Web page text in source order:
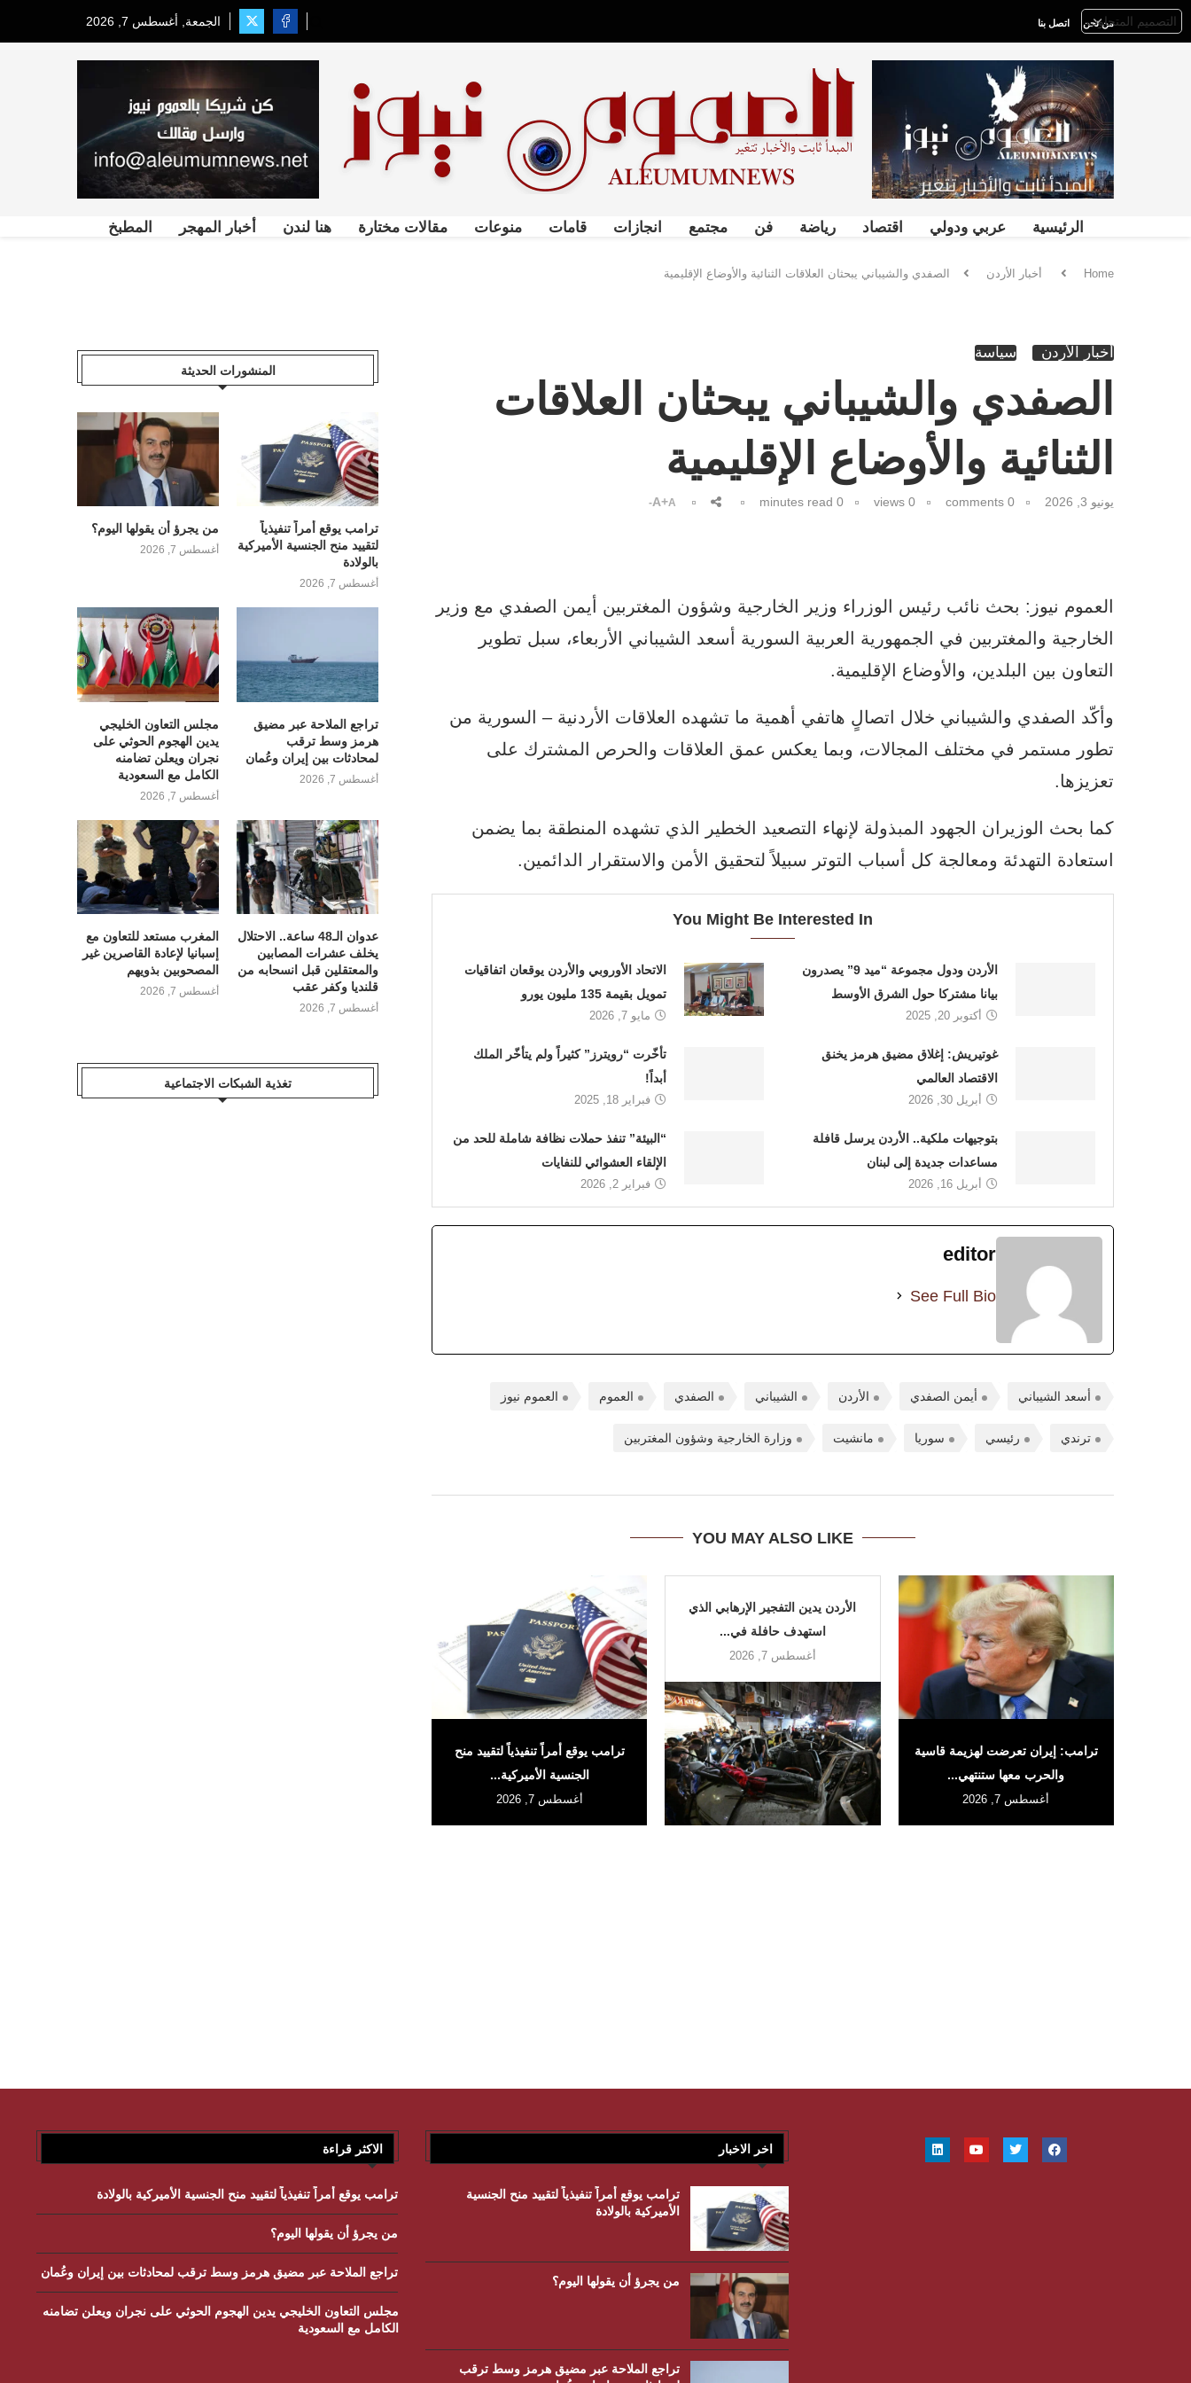
من نحن اتصل بنا الجمعة, أغسطس 7, 2026
الرئيسية عربي ودولي اقتصاد رياضة فن مجتمع انجازات قامات منوعات مقالات مختارة هنا لندن أخبار المهجر المطبخ
Home أخبار الأردن الصفدي والشيباني يبحثان العلاقات الثنائية والأوضاع الإقليمية
أخبار الأردن سياسة
الصفدي والشيباني يبحثان العلاقات
الثنائية والأوضاع الإقليمية
يونيو 3, 2026 0 comments
0
0 minutes read
A+A-
العموم نيوز: بحث نائب رئيس الوزراء وزير الخارجية وشؤون المغتربين أيمن الصفدي مع وزير
الخارجية والمغتربين في الجمهورية العربية السورية أسعد الشيباني الأربعاء، سبل تطوير
التعاون بين البلدين، والأوضاع الإقليمية.
وأكّد الصفدي والشيباني خلال اتصالٍ هاتفي أهمية ما تشهده العلاقات الأردنية – السورية من
تطور مستمر في مختلف المجالات، وبما يعكس عمق العلاقات والحرص المشترك على
تعزيزها.
كما بحث الوزيران الجهود المبذولة لإنهاء التصعيد الخطير الذي تشهده المنطقة بما يضمن
استعادة التهدئة ومعالجة كل أسباب التوتر سبيلاً لتحقيق الأمن والاستقرار الدائمين.
You Might Be Interested In
الأردن ودول مجموعة “ميد 9” يصدرون
بيانا مشتركا حول الشرق الأوسط
أكتوبر 20, 2025
الاتحاد الأوروبي والأردن يوقعان اتفاقيات
تمويل بقيمة 135 مليون يورو
مايو 7, 2026
غوتيريش: إغلاق مضيق هرمز يخنق
الاقتصاد العالمي
أبريل 30, 2026
تأخّرت “رويترز” كثيراً ولم يتأخّر الملك
أبداً!
فبراير 18, 2025
بتوجيهات ملكية.. الأردن يرسل قافلة
مساعدات جديدة إلى لبنان
أبريل 16, 2026
“البيئة” تنفذ حملات نظافة شاملة للحد من
الإلقاء العشوائي للنفايات
فبراير 2, 2026
editor
See Full Bio
أسعد الشيباني أيمن الصفدي الأردن الشيباني الصفدي العموم العموم نيوز
ترندي رئيسي سوريا مانشيت وزارة الخارجية وشؤون المغتربين
YOU MAY ALSO LIKE
ترامب يوقع أمراً تنفيذياً لتقييد منح
الجنسية الأميركية...
أغسطس 7, 2026
الأردن يدين التفجير الإرهابي الذي
استهدف حافلة في...
أغسطس 7, 2026
ترامب: إيران تعرضت لهزيمة قاسية
والحرب معها ستنتهي...
أغسطس 7, 2026
المنشورات الحديثة
ترامب يوقع أمراً تنفيذياً
لتقييد منح الجنسية الأميركية
بالولادة
أغسطس 7, 2026
من يجرؤ أن يقولها اليوم؟
أغسطس 7, 2026
تراجع الملاحة عبر مضيق
هرمز وسط ترقب
لمحادثات بين إيران وعُمان
أغسطس 7, 2026
مجلس التعاون الخليجي
يدين الهجوم الحوثي على
نجران ويعلن تضامنه
الكامل مع السعودية
أغسطس 7, 2026
عدوان الـ48 ساعة.. الاحتلال
يخلف عشرات المصابين
والمعتقلين قبل انسحابه من
قلنديا وكفر عقب
أغسطس 7, 2026
المغرب مستعد للتعاون مع
إسبانيا لإعادة القاصرين غير
المصحوبين بذويهم
أغسطس 7, 2026
تغذية الشبكات الاجتماعية
اخر الاخبار
ترامب يوقع أمراً تنفيذياً لتقييد منح الجنسية
الأميركية بالولادة
من يجرؤ أن يقولها اليوم؟
تراجع الملاحة عبر مضيق هرمز وسط ترقب
الاكثر قراءة
ترامب يوقع أمراً تنفيذياً لتقييد منح الجنسية الأميركية بالولادة
من يجرؤ أن يقولها اليوم؟
تراجع الملاحة عبر مضيق هرمز وسط ترقب لمحادثات بين إيران وعُمان
مجلس التعاون الخليجي يدين الهجوم الحوثي على نجران ويعلن تضامنه
الكامل مع السعودية